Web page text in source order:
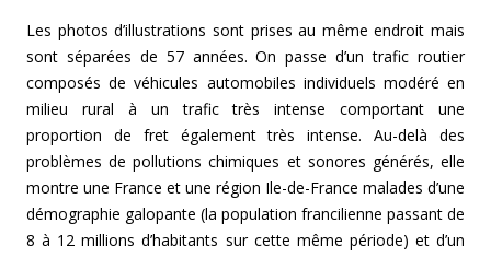
Les photos d’illustrations sont prises au même endroit mais
sont séparées de 57 années. On passe d’un trafic routier
composés de véhicules automobiles individuels modéré en
milieu rural à un trafic très intense comportant une
proportion de fret également très intense. Au-delà des
problèmes de pollutions chimiques et sonores générés, elle
montre une France et une région Ile-de-France malades d’une
démographie galopante (la population francilienne passant de
8 à 12 millions d’habitants sur cette même période) et d’un